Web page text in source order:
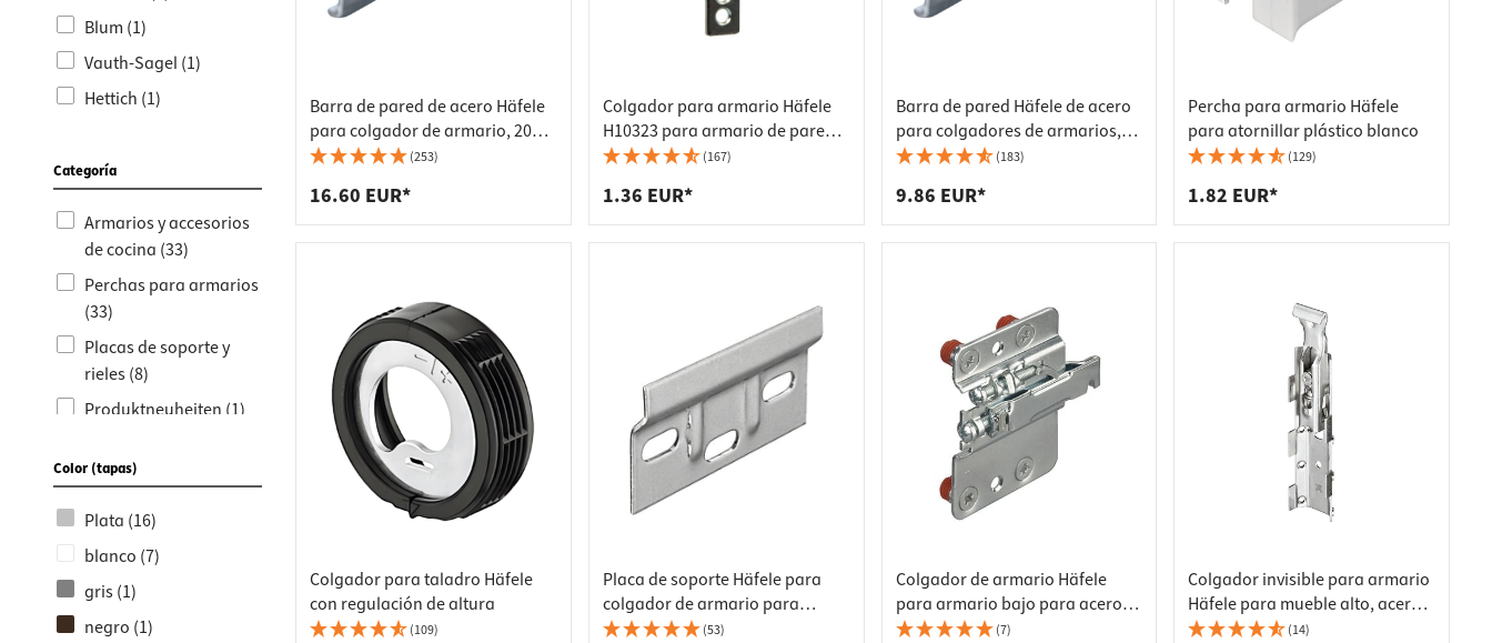
Blum (1)
Vauth-Sagel (1)
Hettich (1)
Categoría
Armarios y accesorios
de cocina (33)
Perchas para armarios
(33)
Placas de soporte y
rieles (8)
Produktneuheiten (1)
Color (tapas)
Plata (16)
blanco (7)
gris (1)
negro (1)
Barra de pared de acero Häfele
para colgador de armario, 2000
mm
(253)
16.60 EUR*
Colgador para armario Häfele
H10323 para armario de pared
Colgador de acero galvanizado
(167)
1.36 EUR*
Barra de pared Häfele de acero
para colgadores de armarios,
1250 mm
(183)
9.86 EUR*
Percha para armario Häfele
para atornillar plástico blanco
(129)
1.82 EUR*
Colgador para taladro Häfele
con regulación de altura
(109)
Placa de soporte Häfele para
colgador de armario para
atornillar para armario alto
(53)
Colgador de armario Häfele
para armario bajo para acero
prensado, izquierdo
(7)
Colgador invisible para armario
Häfele para mueble alto, acero
galvanizado, para atornillar
(14)